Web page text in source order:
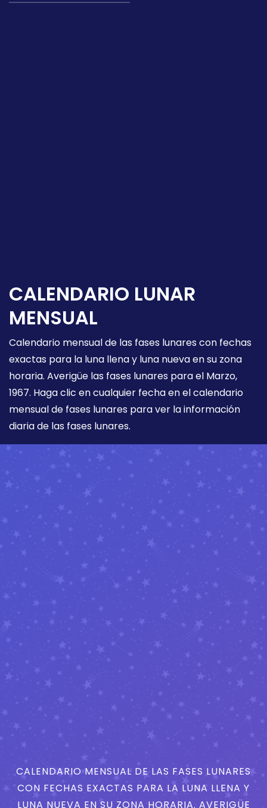
CALENDARIO LUNAR
MENSUAL
Calendario mensual de las fases lunares con fechas
exactas para la luna llena y luna nueva en su zona
horaria. Averigüe las fases lunares para el Marzo,
1967. Haga clic en cualquier fecha en el calendario
mensual de fases lunares para ver la información
diaria de las fases lunares.
CALENDARIO MENSUAL DE LAS FASES LUNARES
CON FECHAS EXACTAS PARA LA LUNA LLENA Y
LUNA NUEVA EN SU ZONA HORARIA. AVERIGÜE